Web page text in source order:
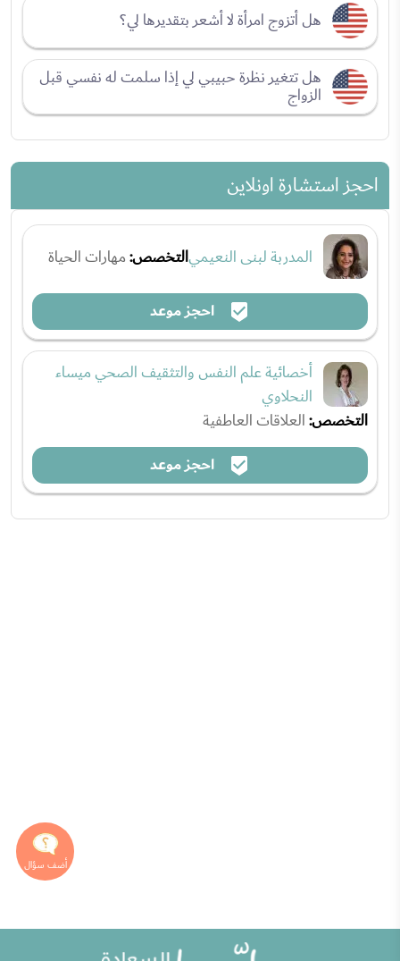
هل أتزوج امرأة لا أشعر بتقديرها لي؟
هل تتغير نظرة حبيبي لي إذا سلمت له نفسي قبل
الزواج
احجز استشارة اونلاين
المدربة لبنى النعيميالتخصص:مهارات الحياة
احجز موعد
أخصائية علم النفس والتثقيف الصحي ميساء
النحلاوي
التخصص:العلاقات العاطفية
احجز موعد